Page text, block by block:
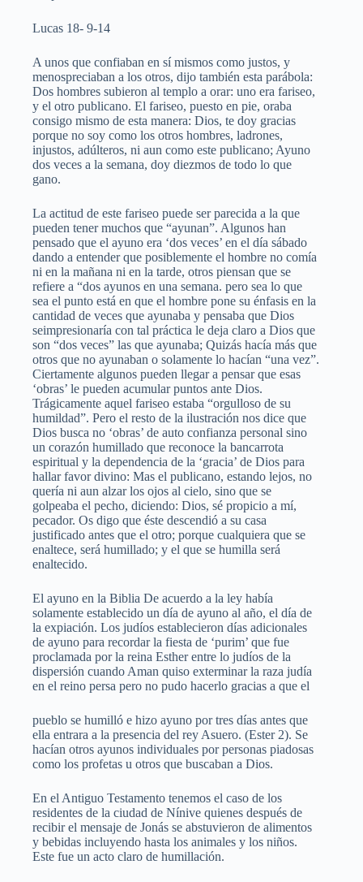
Lucas 18- 9-14
A unos que confiaban en sí mismos como justos, y
menospreciaban a los otros, dijo también esta parábola:
Dos hombres subieron al templo a orar: uno era fariseo,
y el otro publicano. El fariseo, puesto en pie, oraba
consigo mismo de esta manera: Dios, te doy gracias
porque no soy como los otros hombres, ladrones,
injustos, adúlteros, ni aun como este publicano; Ayuno
dos veces a la semana, doy diezmos de todo lo que
gano.
La actitud de este fariseo puede ser parecida a la que
pueden tener muchos que “ayunan”. Algunos han
pensado que el ayuno era ‘dos veces’ en el día sábado
dando a entender que posiblemente el hombre no comía
ni en la mañana ni en la tarde, otros piensan que se
refiere a “dos ayunos en una semana. pero sea lo que
sea el punto está en que el hombre pone su énfasis en la
cantidad de veces que ayunaba y pensaba que Dios
seimpresionaría con tal práctica le deja claro a Dios que
son “dos veces” las que ayunaba; Quizás hacía más que
otros que no ayunaban o solamente lo hacían “una vez”.
Ciertamente algunos pueden llegar a pensar que esas
‘obras’ le pueden acumular puntos ante Dios.
Trágicamente aquel fariseo estaba “orgulloso de su
humildad”. Pero el resto de la ilustración nos dice que
Dios busca no ‘obras’ de auto confianza personal sino
un corazón humillado que reconoce la bancarrota
espiritual y la dependencia de la ‘gracia’ de Dios para
hallar favor divino: Mas el publicano, estando lejos, no
quería ni aun alzar los ojos al cielo, sino que se
golpeaba el pecho, diciendo: Dios, sé propicio a mí,
pecador. Os digo que éste descendió a su casa
justificado antes que el otro; porque cualquiera que se
enaltece, será humillado; y el que se humilla será
enaltecido.
El ayuno en la Biblia De acuerdo a la ley había
solamente establecido un día de ayuno al año, el día de
la expiación. Los judíos establecieron días adicionales
de ayuno para recordar la fiesta de ‘purim’ que fue
proclamada por la reina Esther entre lo judíos de la
dispersión cuando Aman quiso exterminar la raza judía
en el reino persa pero no pudo hacerlo gracias a que el
pueblo se humilló e hizo ayuno por tres días antes que
ella entrara a la presencia del rey Asuero. (Ester 2). Se
hacían otros ayunos individuales por personas piadosas
como los profetas u otros que buscaban a Dios.
En el Antiguo Testamento tenemos el caso de los
residentes de la ciudad de Nínive quienes después de
recibir el mensaje de Jonás se abstuvieron de alimentos
y bebidas incluyendo hasta los animales y los niños.
Este fue un acto claro de humillación.